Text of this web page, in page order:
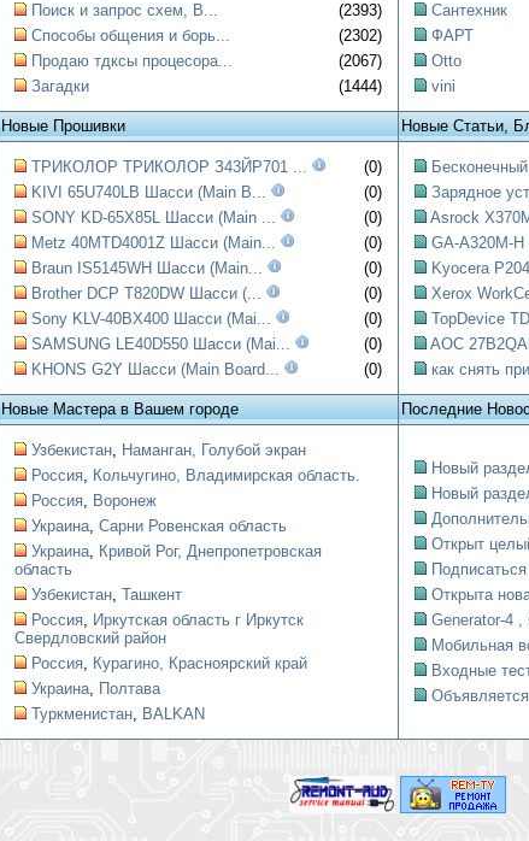
Поиск и запрос схем, B...
(2393)
Способы общения и борь...
(2302)
Продаю тдксы процесора...
(2067)
Загадки
(1444)
Сантехник
ФАРТ
Otto
vini
Новые Прошивки Новые Статьи,
ТРИКОЛОР ТРИКОЛОР З43ЙР701 ...
(0)
KIVI 65U740LB Шасси (Main B...
(0)
SONY KD-65X85L Шасси (Main ...
(0)
Metz 40MTD4001Z Шасси (Main...
(0)
Braun IS5145WH Шасси (Main...
(0)
Brother DCP T820DW Шасси (...
(0)
Sony KLV-40BX400 Шасси (Mai...
(0)
SAMSUNG LE40D550 Шасси (Mai...
(0)
KHONS G2Y Шасси (Main Board...
(0)
Зарядное
Asrock
GA-A320M-
Kyocera
Xerox
TopDevice
AOC
как снять
Новые Мастера в Вашем городе Последние
Узбекистан, Наманган, Голубой экран
Россия, Кольчугино, Владимирская область.
Россия, Воронеж
Украина, Сарни Ровенская область
Украина, Кривой Рог, Днепропетровская
область
Узбекистан, Ташкент
Россия, Иркутская область г Иркутск
Свердловский район
Россия, Курагино, Красноярский край
Украина, Полтава
Туркменистан, BALKAN
Новый
Новый
Открыт
Открыта
Generator-4 ,
Мобильная
Входные